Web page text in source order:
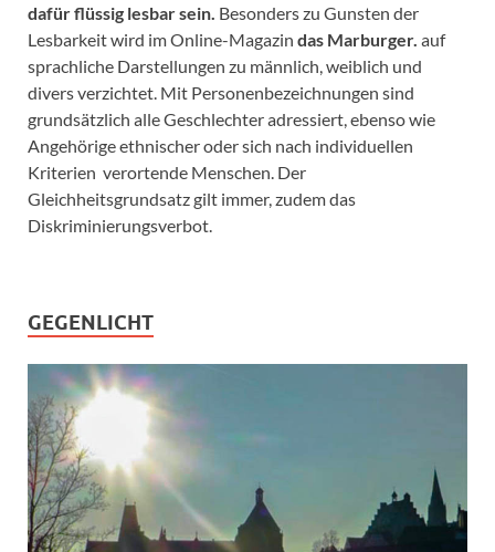
dafür flüssig lesbar sein. Besonders zu Gunsten der
Lesbarkeit wird im Online-Magazin das Marburger. auf
sprachliche Darstellungen zu männlich, weiblich und
divers verzichtet. Mit Personenbezeichnungen sind
grundsätzlich alle Geschlechter adressiert, ebenso wie
Angehörige ethnischer oder sich nach individuellen
Kriterien verortende Menschen. Der
Gleichheitsgrundsatz gilt immer, zudem das
Diskriminierungsverbot.
GEGENLICHT